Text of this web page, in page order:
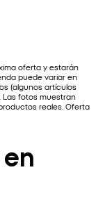
oferta y estarán
puede variar en
(algunos artículos
Las fotos muestran
reales. Oferta